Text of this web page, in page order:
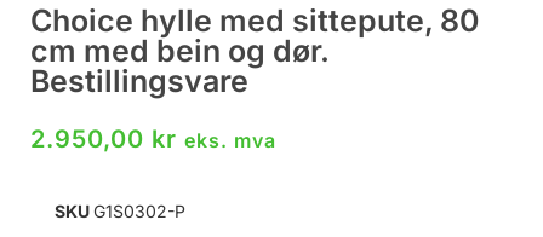
Choice hylle med sittepute, 80
cm med bein og dør.
Bestillingsvare
2.950,00 kr eks. mva
SKUG1S0302-P